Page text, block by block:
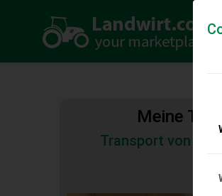
Meine
Transport von